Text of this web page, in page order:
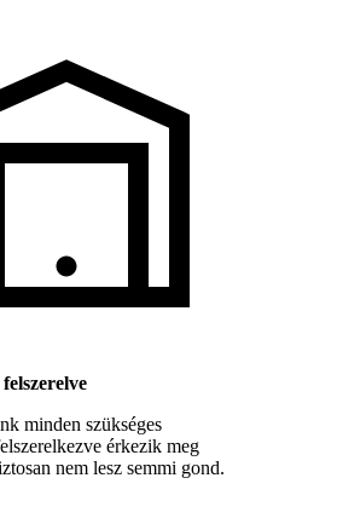
minden szükséges
érkezik meg
nem lesz semmi gond.